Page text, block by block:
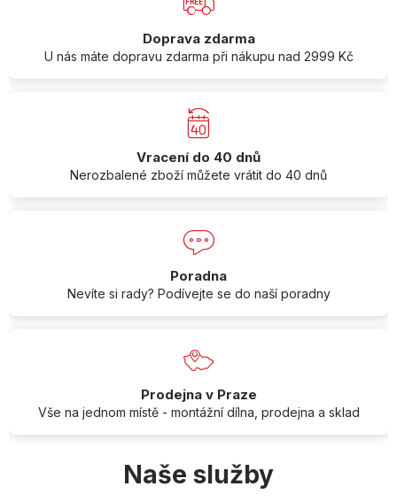
Doprava zdarma
U nás máte dopravu zdarma při nákupu nad 2999 Kč
Vracení do 40 dnů
Nerozbalené zboží můžete vrátit do 40 dnů
Poradna
Nevíte si rady? Podívejte se do naší poradny
Prodejna v Praze
Vše na jednom místě - montážní dílna, prodejna a sklad
Naše služby